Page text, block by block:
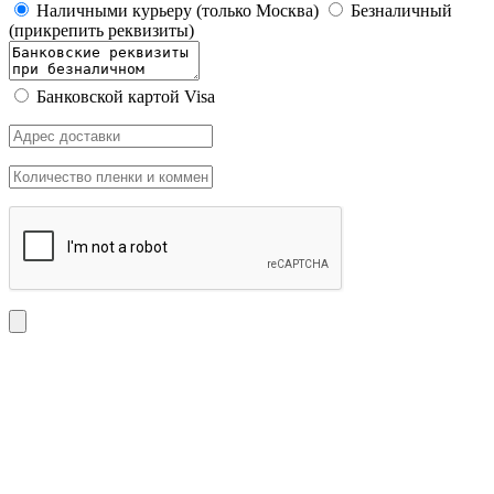
Наличными курьеру (только Москва)
Безналичный
(прикрепить реквизиты)
Банковской картой Visa